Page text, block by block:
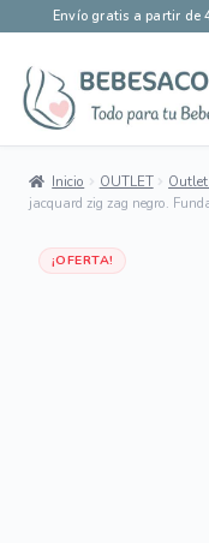
Envío gratis a partir de
Inicio OUTLET
jacquard zig zag negro.
¡OFERTA!
Dto 70%